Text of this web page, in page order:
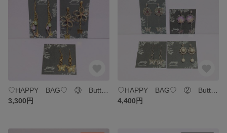
3,300円
4,400円